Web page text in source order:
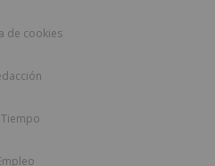
de cookies
Tiempo